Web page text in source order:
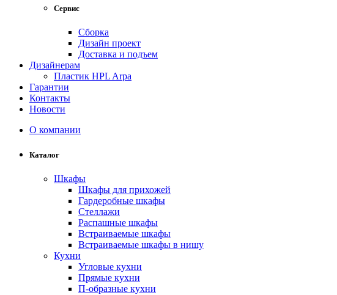
Сервис
Сборка
Дизайн проект
Доставка и подъем
Дизайнерам
Пластик HPL Arpa
Гарантии
Контакты
Новости
О компании
Каталог
Шкафы
Шкафы для прихожей
Гардеробные шкафы
Стеллажи
Распашные шкафы
Встраиваемые шкафы
Встраиваемые шкафы в нишу
Кухни
Угловые кухни
Прямые кухни
П-образные кухни